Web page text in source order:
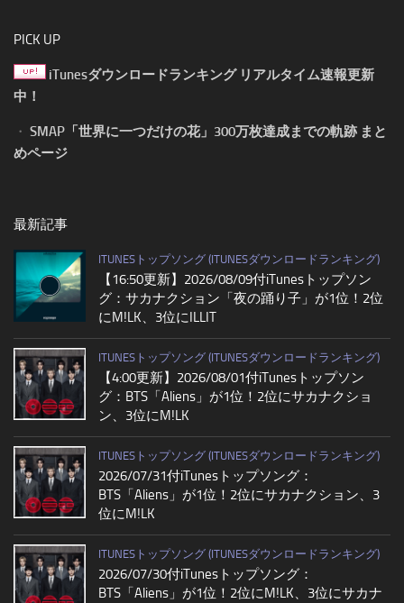
PICK UP
iTunesダウンロードランキング リアルタイム速報更新
中！
・ SMAP「世界に一つだけの花」300万枚達成までの軌跡 まと
めページ
最新記事
ITUNESトップソング (ITUNESダウンロードランキング)
【16:50更新】2026/08/09付iTunesトップソン
グ：サカナクション「夜の踊り子」が1位！2位
にM!LK、3位にILLIT
ITUNESトップソング (ITUNESダウンロードランキング)
【4:00更新】2026/08/01付iTunesトップソン
グ：BTS「Aliens」が1位！2位にサカナクショ
ン、3位にM!LK
ITUNESトップソング (ITUNESダウンロードランキング)
2026/07/31付iTunesトップソング：
BTS「Aliens」が1位！2位にサカナクション、3
位にM!LK
ITUNESトップソング (ITUNESダウンロードランキング)
2026/07/30付iTunesトップソング：
BTS「Aliens」が1位！2位にM!LK、3位にサカナ